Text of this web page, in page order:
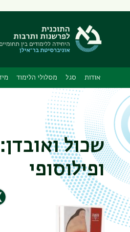
תפריט
אודות סגל מסלולי הלימוד
שכול
ופילוסופי